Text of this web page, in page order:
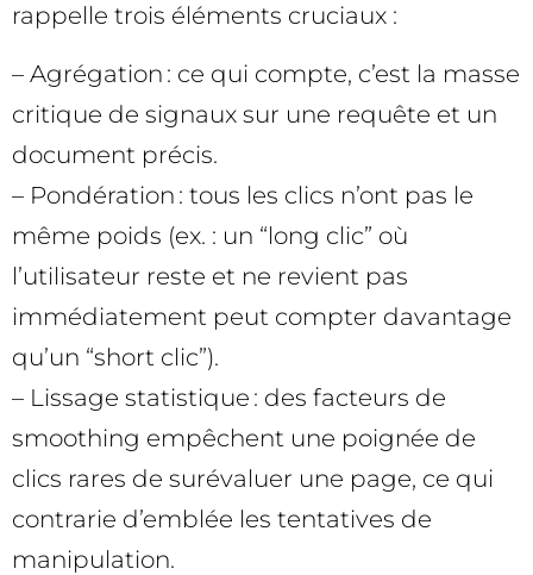
rappelle trois éléments cruciaux :
– Agrégation : ce qui compte, c’est la masse
critique de signaux sur une requête et un
document précis.
– Pondération : tous les clics n’ont pas le
même poids (ex. : un “long clic” où
l’utilisateur reste et ne revient pas
immédiatement peut compter davantage
qu’un “short clic”).
– Lissage statistique : des facteurs de
smoothing empêchent une poignée de
clics rares de surévaluer une page, ce qui
contrarie d’emblée les tentatives de
manipulation.